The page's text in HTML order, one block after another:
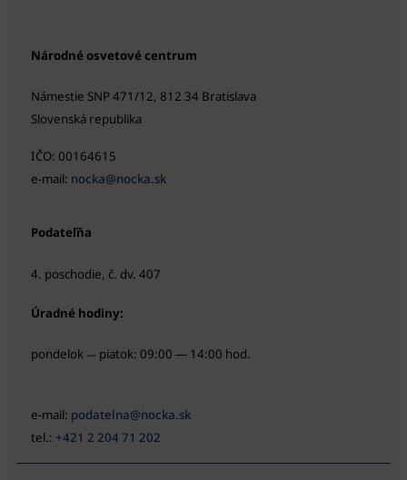
Národné osvetové centrum
Námestie SNP 471/12, 812 34 Bratislava
Slovenská republika
IČO: 00164615
e-mail: nocka@nocka.sk
Podateľňa
4. poschodie, č. dv. 407
Úradné hodiny:
pondelok — piatok: 09:00 — 14:00 hod.
e-mail: podatelna@nocka.sk
tel.: +421 2 204 71 202